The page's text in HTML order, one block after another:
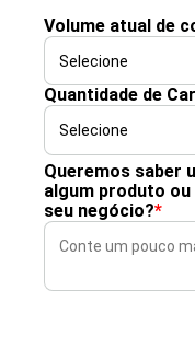
Volume atual de
Quantidade de
Queremos saber
algum produto
seu negócio?*